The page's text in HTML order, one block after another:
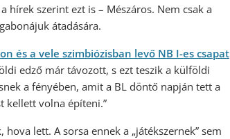
hírek szerint ezt is – Mészáros. Nem csak a
átadására.
és a vele szimbiózisban levő NB I-es csapat
edző már távozott, s ezt teszik a külföldi
a fényében, amit a BL döntő napján tett a
kellett volna építeni.”
lett. A sorsa ennek a „játékszernek” sem